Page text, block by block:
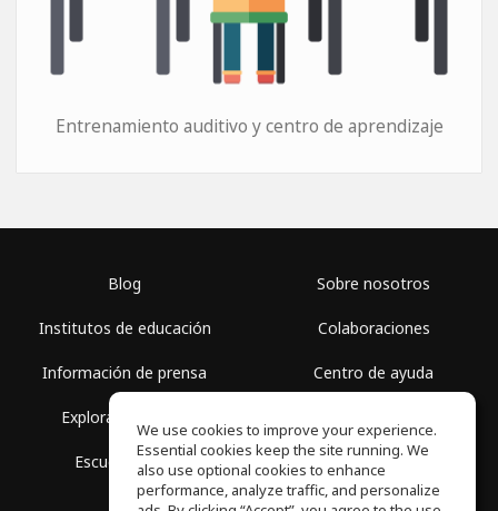
Entrenamiento auditivo y centro de aprendizaje
Blog
Institutos de educación
Información de prensa
Explorar espacios
Escuela gratis
Sobre nosotros
Colaboraciones
Centro de ayuda
Política de privacidad
We use cookies to improve your experience.
Essential cookies keep the site running. We
also use optional cookies to enhance
performance, analyze traffic, and personalize